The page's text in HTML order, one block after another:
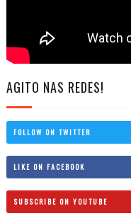
AGITO NAS REDES!
FOLLOW ON TWITTER
LIKE ON FACEBOOK
SUBSCRIBE ON YOUTUBE